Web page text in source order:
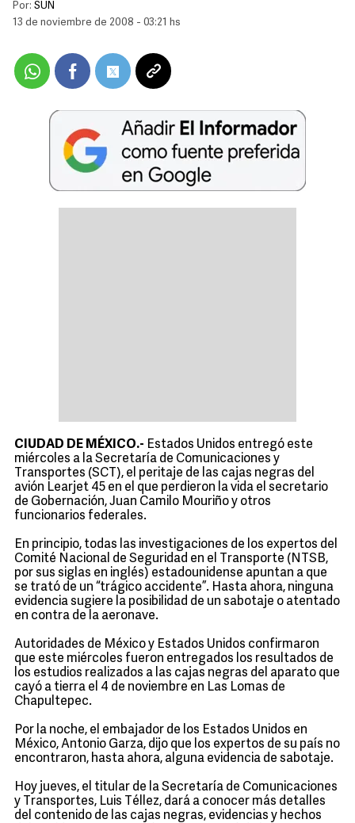
Por: SUN
13 de noviembre de 2008 - 03:21 hs
CIUDAD DE MÉXICO.- Estados Unidos entregó este
miércoles a la Secretaría de Comunicaciones y
Transportes (SCT), el peritaje de las cajas negras del
avión Learjet 45 en el que perdieron la vida el secretario
de Gobernación, Juan Camilo Mouriño y otros
funcionarios federales.
En principio, todas las investigaciones de los expertos del
Comité Nacional de Seguridad en el Transporte (NTSB,
por sus siglas en inglés) estadounidense apuntan a que
se trató de un “trágico accidente”. Hasta ahora, ninguna
evidencia sugiere la posibilidad de un sabotaje o atentado
en contra de la aeronave.
Autoridades de México y Estados Unidos confirmaron
que este miércoles fueron entregados los resultados de
los estudios realizados a las cajas negras del aparato que
cayó a tierra el 4 de noviembre en Las Lomas de
Chapultepec.
Por la noche, el embajador de los Estados Unidos en
México, Antonio Garza, dijo que los expertos de su país no
encontraron, hasta ahora, alguna evidencia de sabotaje.
Hoy jueves, el titular de la Secretaría de Comunicaciones
y Transportes, Luis Téllez, dará a conocer más detalles
del contenido de las cajas negras, evidencias y hechos